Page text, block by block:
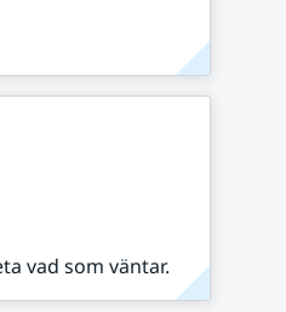
vad som väntar.